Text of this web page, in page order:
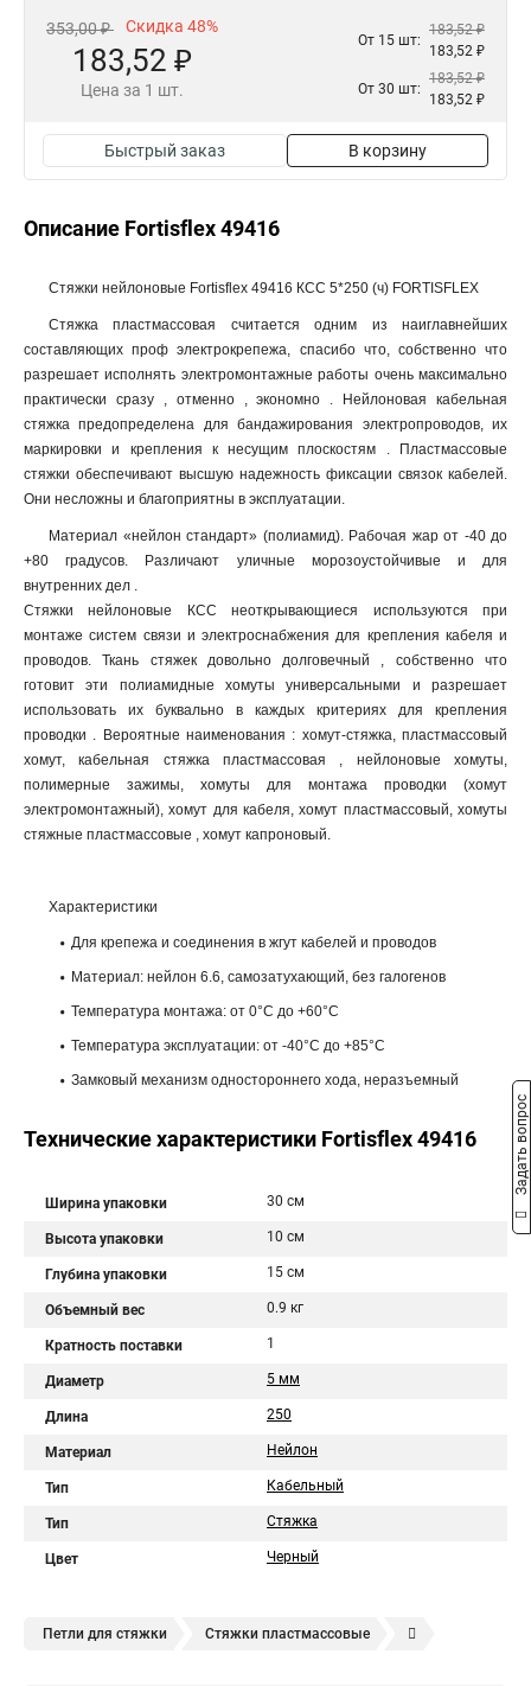
353,00 ₽ Скидка 48%
183,52 ₽
Цена за 1 шт.
От 15 шт:
183,52 ₽
183,52 ₽
От 30 шт:
183,52 ₽
183,52 ₽
Быстрый заказ В корзину
Описание Fortisflex 49416
Стяжки нейлоновые Fortisflex 49416 КСС 5*250 (ч) FORTISFLEX
Стяжка пластмассовая считается одним из наиглавнейших
составляющих проф электрокрепежа, спасибо что, собственно что
разрешает исполнять электромонтажные работы очень максимально
практически сразу , отменно , экономно . Нейлоновая кабельная
стяжка предопределена для бандажирования электропроводов, их
маркировки и крепления к несущим плоскостям . Пластмассовые
стяжки обеспечивают высшую надежность фиксации связок кабелей.
Они несложны и благоприятны в эксплуатации.
Материал «нейлон стандарт» (полиамид). Рабочая жар от -40 до
+80 градусов. Различают уличные морозоустойчивые и для
внутренних дел .
Стяжки нейлоновые КСС неоткрывающиеся используются при
монтаже систем связи и электроснабжения для крепления кабеля и
проводов. Ткань стяжек довольно долговечный , собственно что
готовит эти полиамидные хомуты универсальными и разрешает
использовать их буквально в каждых критериях для крепления
проводки . Вероятные наименования : хомут-стяжка, пластмассовый
хомут, кабельная стяжка пластмассовая , нейлоновые хомуты,
полимерные зажимы, хомуты для монтажа проводки (хомут
электромонтажный), хомут для кабеля, хомут пластмассовый, хомуты
стяжные пластмассовые , хомут капроновый.
Характеристики
Для крепежа и соединения в жгут кабелей и проводов
Материал: нейлон 6.6, самозатухающий, без галогенов
Температура монтажа: от 0°С до +60°С
Температура эксплуатации: от -40°С до +85°С
Замковый механизм одностороннего хода, неразъемный
Технические характеристики Fortisflex 49416
Ширина упаковки 30 см
Высота упаковки 10 см
Глубина упаковки 15 см
Объемный вес 0.9 кг
Кратность поставки 1
Диаметр 5 мм
Длина 250
Материал Нейлон
Тип Кабельный
Тип Стяжка
Цвет Черный
Петли для стяжки Стяжки пластмассовые
Задать вопрос